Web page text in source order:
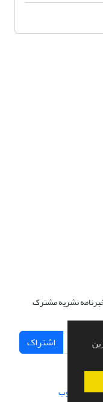
نشریه مشترک
اشتراک
از سیناوب